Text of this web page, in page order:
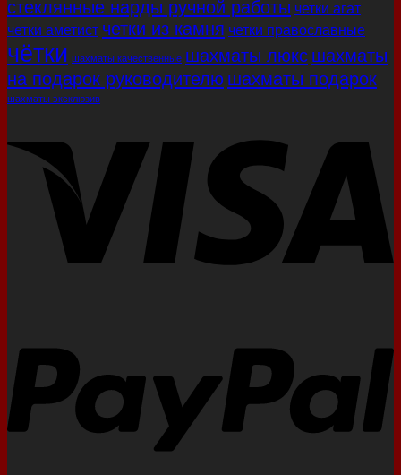
стеклянные нарды ручной работы четки агат
четки аметист четки из камня четки православные
чётки шахматы качественные шахматы люкс шахматы
на подарок руководителю шахматы подарок
шахматы эксклюзив